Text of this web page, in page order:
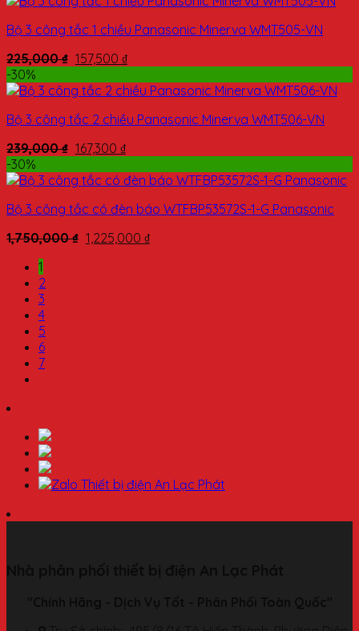
Bộ 3 công tắc 1 chiều Panasonic Minerva WMT505-VN
225,000₫ 157,500 ₫
-30%
Bộ 3 công tắc 2 chiều Panasonic Minerva WMT506-VN
239,000₫ 167,300 ₫
-30%
Bộ 3 công tắc có đèn báo WTFBP53572S-1-G Panasonic
1,750,000₫ 1,225,000 ₫
1
2
3
4
5
6
7